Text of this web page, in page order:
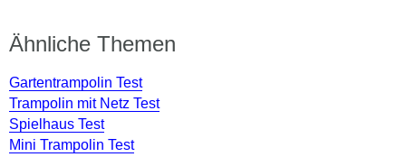
Ähnliche Themen
Gartentrampolin Test
Trampolin mit Netz Test
Spielhaus Test
Mini Trampolin Test